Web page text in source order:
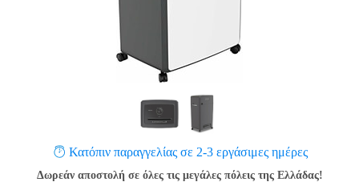
Κατόπιν παραγγελίας σε 2-3 εργάσιμες ημέρες
Δωρεάν αποστολή σε όλες τις μεγάλες πόλεις της Ελλάδας!